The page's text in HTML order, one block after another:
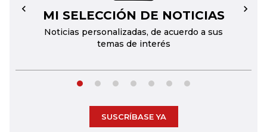
MI SELECCIÓN DE NOTICIAS
Noticias personalizadas, de acuerdo a sus
temas de interés
← →
SUSCRÍBASE YA